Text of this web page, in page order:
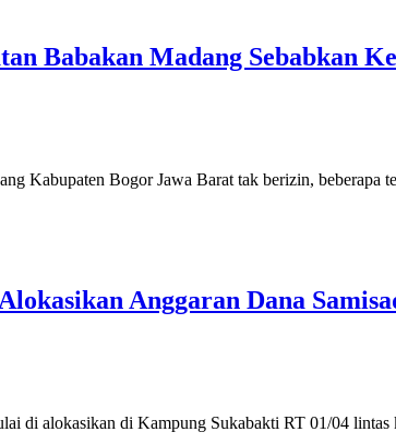
Babakan Madang Sebabkan
Kabupaten Bogor Jawa Barat tak berizin,
Anggaran Dana
di alokasikan di Kampung Sukabakti RT 01/04